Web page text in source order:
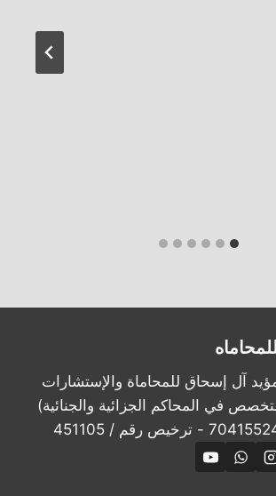
آل إسحاق للمحاماة والإستشارات
في المحاكم الجزائية والجنائية)